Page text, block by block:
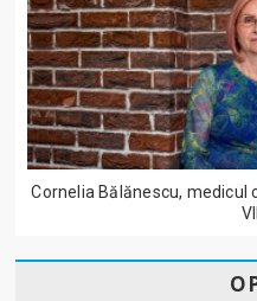
Cornelia Bălănescu, medicul